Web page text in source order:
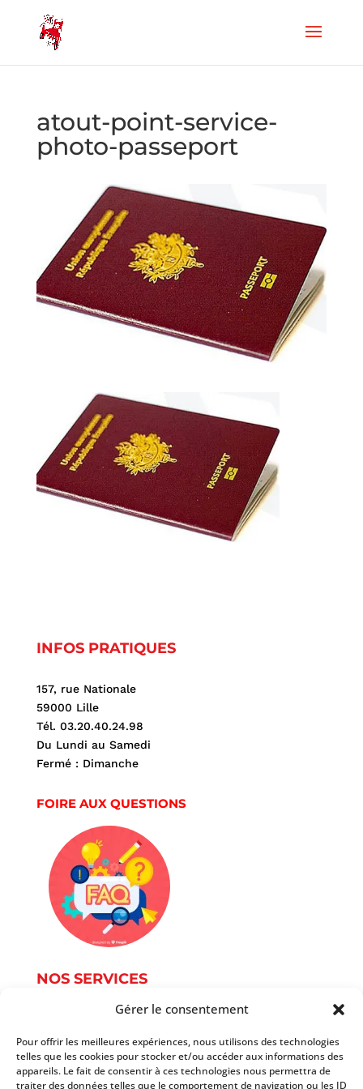
Gérer le consentement
Pour offrir les meilleures expériences, nous utilisons des technologies
telles que les cookies pour stocker et/ou accéder aux informations des
appareils. Le fait de consentir à ces technologies nous permettra de
traiter des données telles que le comportement de navigation ou les ID
atout-point-service-
photo-passeport
INFOS PRATIQUES
157, rue Nationale
59000 Lille
Tél. 03.20.40.24.98
Du Lundi au Samedi
Fermé : Dimanche
FOIRE AUX QUESTIONS
NOS SERVICES
Services informatique
Services du document
Autres services